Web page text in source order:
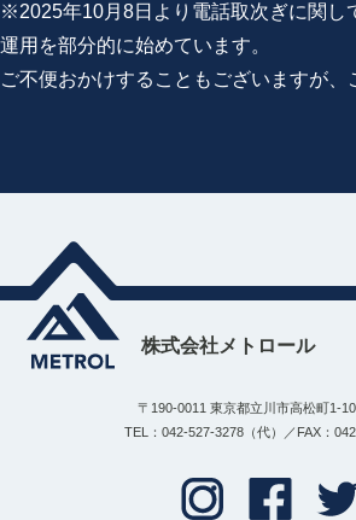
※2025年10月8日より電話取次ぎに関し
運用を部分的に始めています。
ご不便おかけすることもございますが、
株式会社メトロール
〒190-0011 東京都立川市高松町1-
TEL：042-527-3278（代）／FAX：